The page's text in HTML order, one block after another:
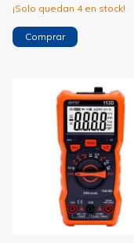
¡Solo quedan 4en stock!